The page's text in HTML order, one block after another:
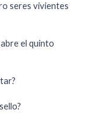
seres vivientes
el quinto